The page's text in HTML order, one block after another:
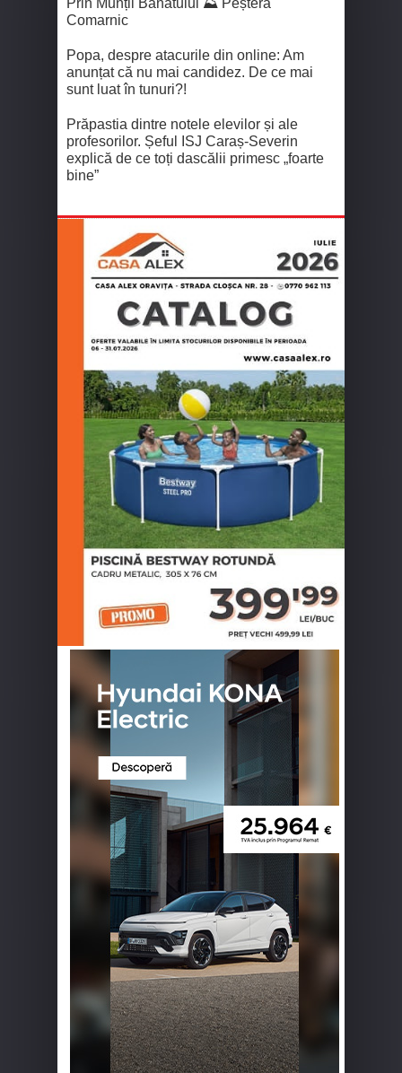
Prin Munții Banatului ⛰️ Peștera
Comarnic
Popa, despre atacurile din online: Am
anunțat că nu mai candidez. De ce mai
sunt luat în tunuri?!
Prăpastia dintre notele elevilor și ale
profesorilor. Șeful ISJ Caraș-Severin
explică de ce toți dascălii primesc „foarte
bine”